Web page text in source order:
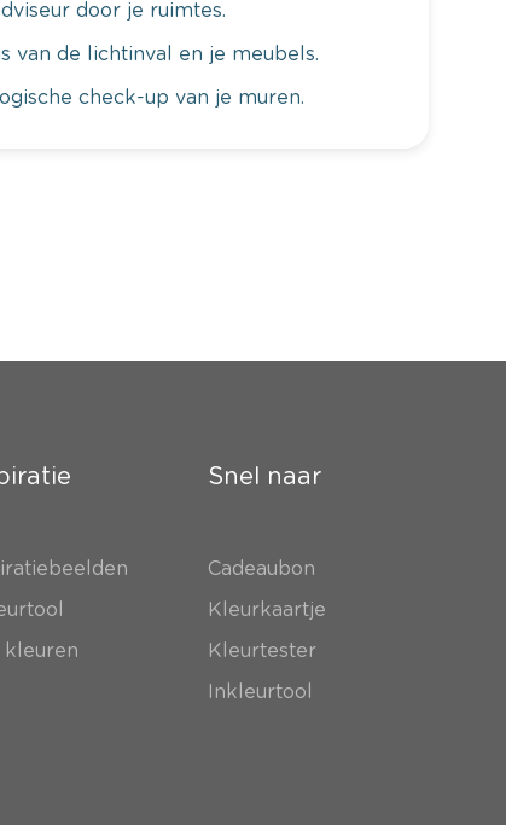
door je ruimtes.
van de lichtinval en je meubels.
check-up van je muren.
Snel naar
Cadeaubon
Kleurkaartje
Kleurtester
Inkleurtool